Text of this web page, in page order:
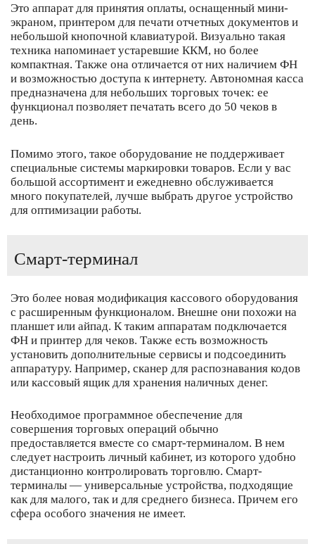
Это аппарат для принятия оплаты, оснащенный мини-
экраном, принтером для печати отчетных документов и
небольшой кнопочной клавиатурой. Визуально такая
техника напоминает устаревшие ККМ, но более
компактная. Также она отличается от них наличием ФН
и возможностью доступа к интернету. Автономная касса
предназначена для небольших торговых точек: ее
функционал позволяет печатать всего до 50 чеков в
день.
Помимо этого, такое оборудование не поддерживает
специальные системы маркировки товаров. Если у вас
большой ассортимент и ежедневно обслуживается
много покупателей, лучше выбрать другое устройство
для оптимизации работы.
Смарт-терминал
Это более новая модификация кассового оборудования
с расширенным функционалом. Внешне они похожи на
планшет или айпад. К таким аппаратам подключается
ФН и принтер для чеков. Также есть возможность
установить дополнительные сервисы и подсоединить
аппаратуру. Например, сканер для распознавания кодов
или кассовый ящик для хранения наличных денег.
Необходимое программное обеспечение для
совершения торговых операций обычно
предоставляется вместе со смарт-терминалом. В нем
следует настроить личный кабинет, из которого удобно
дистанционно контролировать торговлю. Смарт-
терминалы — универсальные устройства, подходящие
как для малого, так и для среднего бизнеса. Причем его
сфера особого значения не имеет.